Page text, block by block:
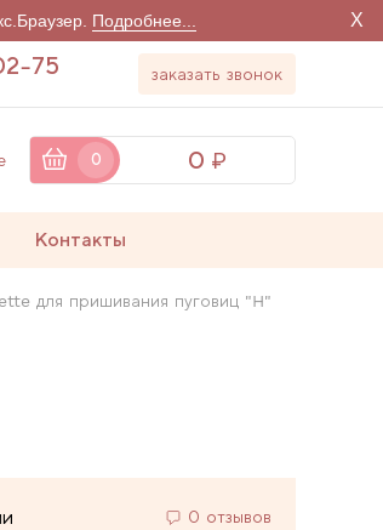
Подробнее... X
75 заказать звонок
0 0
Контакты
для пришивания пуговиц "H"
0 отзывов